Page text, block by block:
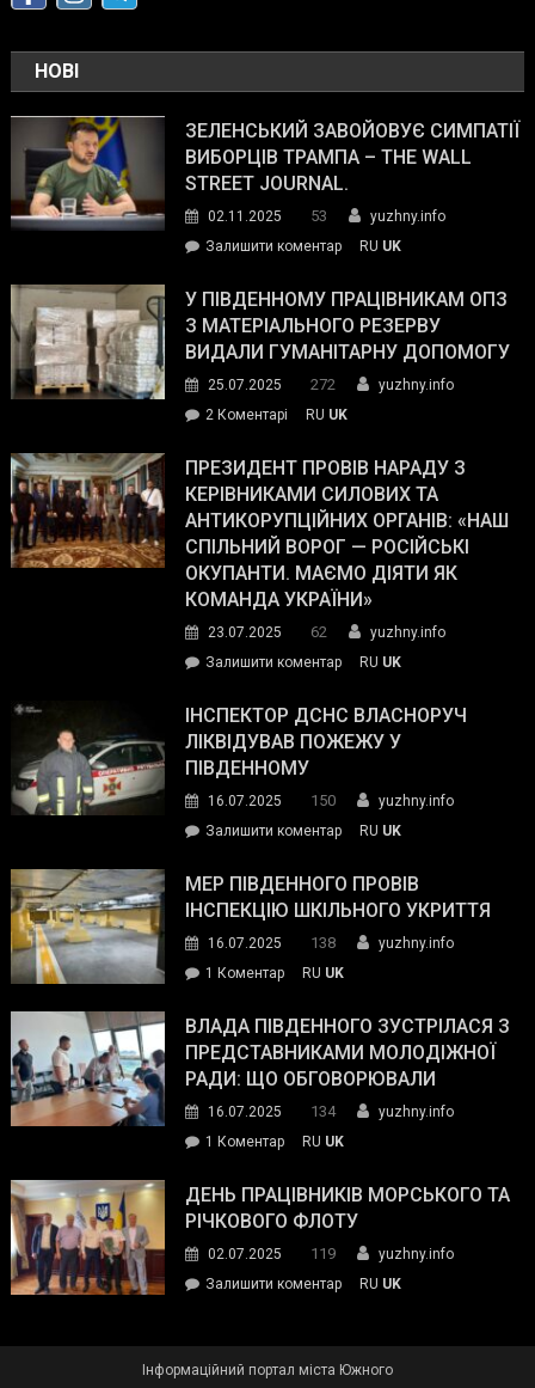
НОВІ
ЗЕЛЕНСЬКИЙ ЗАВОЙОВУЄ СИМПАТІЇ
ВИБОРЦІВ ТРАМПА – THE WALL
STREET JOURNAL.
02.11.2025 53
yuzhny.info
Залишити коментарon
завойовує
симпатії
виборців
The
Street
Journal.
RU UK
У ПІВДЕННОМУ ПРАЦІВНИКАМ ОПЗ
З МАТЕРІАЛЬНОГО РЕЗЕРВУ
ВИДАЛИ ГУМАНІТАРНУ ДОПОМОГУ
25.07.2025 272
yuzhny.info
2 Коментарі
Південному
працівникам
ОПЗ
з
матеріального
резерву
гуманітарну
допомогу
RU UK
ПРЕЗИДЕНТ ПРОВІВ НАРАДУ З
КЕРІВНИКАМИ СИЛОВИХ ТА
АНТИКОРУПЦІЙНИХ ОРГАНІВ: «НАШ
СПІЛЬНИЙ ВОРОГ — РОСІЙСЬКІ
ОКУПАНТИ. МАЄМО ДІЯТИ ЯК
КОМАНДА УКРАЇНИ»
23.07.2025 62
yuzhny.info
Залишити коментарon
провів
нараду
силових
та
органів:
«Наш
спільний
окупанти.
Маємо
діяти
команда
RU UK
ІНСПЕКТОР ДСНС ВЛАСНОРУЧ
ЛІКВІДУВАВ ПОЖЕЖУ У
ПІВДЕННОМУ
16.07.2025 150
yuzhny.info
Залишити коментарon
ДСНС
власноруч
пожежу
у
RU UK
МЕР ПІВДЕННОГО ПРОВІВ
ІНСПЕКЦІЮ ШКІЛЬНОГО УКРИТТЯ
16.07.2025 138
yuzhny.info
1 Коментардо
Південного
провів
інспекцію
укриття
RU UK
ВЛАДА ПІВДЕННОГО ЗУСТРІЛАСЯ З
ПРЕДСТАВНИКАМИ МОЛОДІЖНОЇ
РАДИ: ЩО ОБГОВОРЮВАЛИ
16.07.2025 134
yuzhny.info
1 Коментардо
Південного
зустрілася
представниками
молодіжної
обговорювали
RU UK
ДЕНЬ ПРАЦІВНИКІВ МОРСЬКОГО ТА
РІЧКОВОГО ФЛОТУ
02.07.2025 119
yuzhny.info
Залишити коментарon
RU UK
Інформаційний портал міста Южного